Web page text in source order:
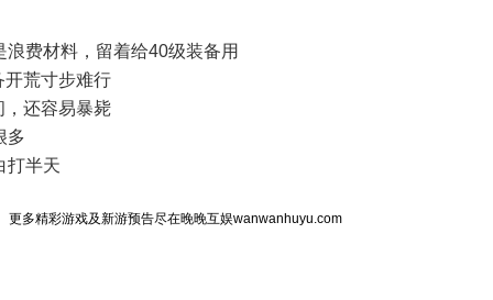
费材料，留着给40级装备用
开荒寸步难行
，还容易暴毙
多
打半天
更多精彩游戏及新游预告尽在晚晚互娱wanwanhuyu.com